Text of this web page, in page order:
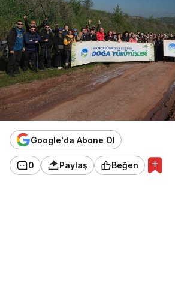
Google'da Abone Ol
0 Paylaş Beğen